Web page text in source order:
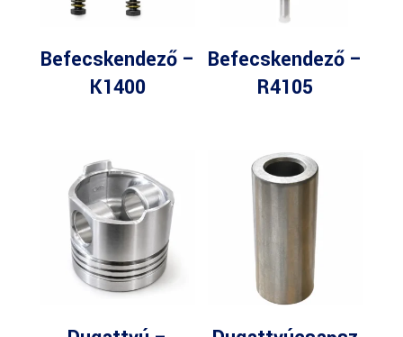
Befecskendező –
K1400
Befecskendező –
R4105